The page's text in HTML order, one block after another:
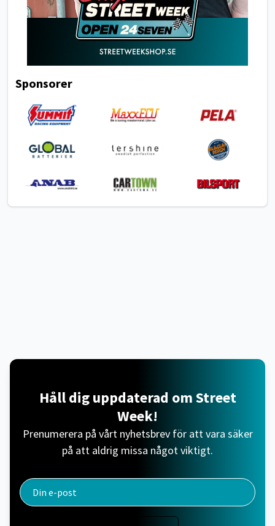
Sponsorer
Håll dig uppdaterad om Street
Week!
Prenumerera på vårt nyhetsbrev för att vara säker
på att aldrig missa något viktigt.